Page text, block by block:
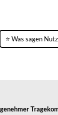
⭐ Was sagen